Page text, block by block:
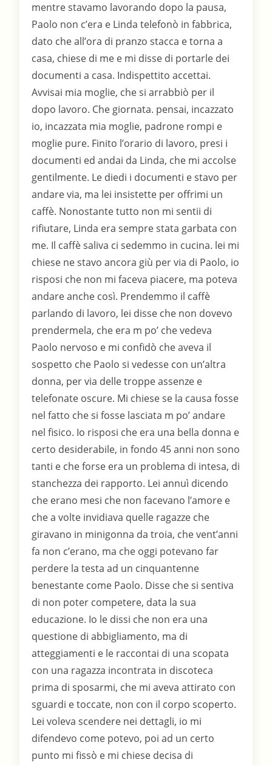
mentre stavamo lavorando dopo la pausa,
Paolo non c’era e Linda telefonò in fabbrica,
dato che all’ora di pranzo stacca e torna a
casa, chiese di me e mi disse di portarle dei
documenti a casa. Indispettito accettai.
Avvisai mia moglie, che si arrabbiò per il
dopo lavoro. Che giornata. pensai, incazzato
io, incazzata mia moglie, padrone rompi e
moglie pure. Finito l’orario di lavoro, presi i
documenti ed andai da Linda, che mi accolse
gentilmente. Le diedi i documenti e stavo per
andare via, ma lei insistette per offrimi un
caffè. Nonostante tutto non mi sentii di
rifiutare, Linda era sempre stata garbata con
me. Il caffè saliva ci sedemmo in cucina. lei mi
chiese ne stavo ancora giù per via di Paolo, io
risposi che non mi faceva piacere, ma poteva
andare anche così. Prendemmo il caffè
parlando di lavoro, lei disse che non dovevo
prendermela, che era m po’ che vedeva
Paolo nervoso e mi confidò che aveva il
sospetto che Paolo si vedesse con un’altra
donna, per via delle troppe assenze e
telefonate oscure. Mi chiese se la causa fosse
nel fatto che si fosse lasciata m po’ andare
nel fisico. Io risposi che era una bella donna e
certo desiderabile, in fondo 45 anni non sono
tanti e che forse era un problema di intesa, di
stanchezza dei rapporto. Lei annuì dicendo
che erano mesi che non facevano l’amore e
che a volte invidiava quelle ragazze che
giravano in minigonna da troia, che vent’anni
fa non c’erano, ma che oggi potevano far
perdere la testa ad un cinquantenne
benestante come Paolo. Disse che si sentiva
di non poter competere, data la sua
educazione. Io le dissi che non era una
questione di abbigliamento, ma di
atteggiamenti e le raccontai di una scopata
con una ragazza incontrata in discoteca
prima di sposarmi, che mi aveva attirato con
sguardi e toccate, non con il corpo scoperto.
Lei voleva scendere nei dettagli, io mi
difendevo come potevo, poi ad un certo
punto mi fissò e mi chiese decisa di